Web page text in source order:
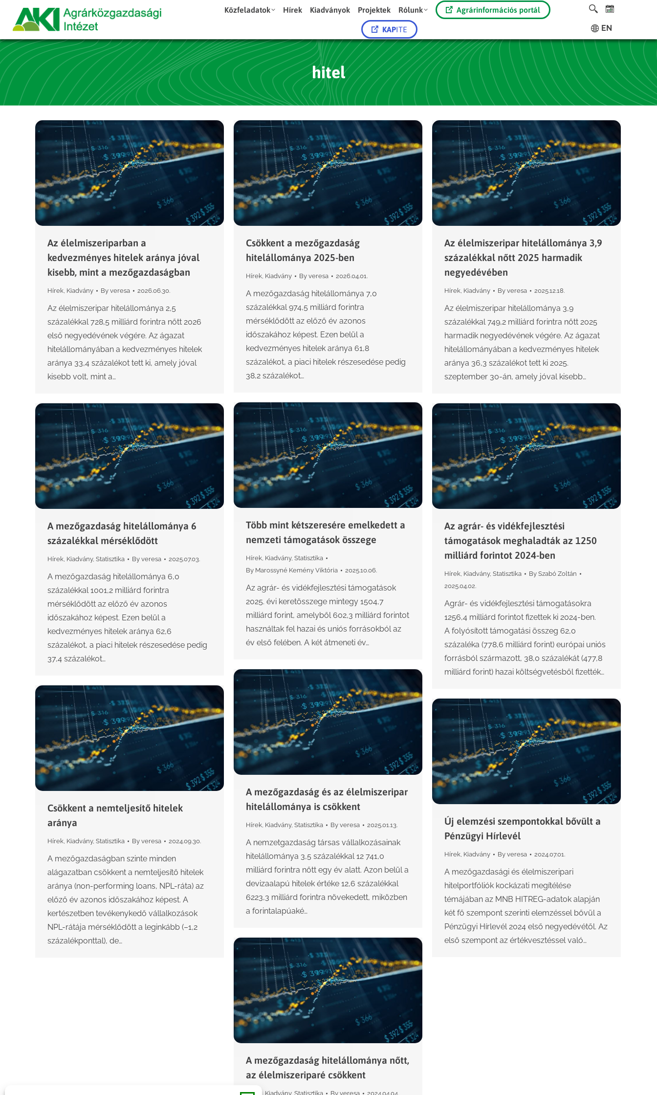
Közfeladatok Hírek Kiadványok Projektek Rólunk Agrárinformációs portál
KAPITE EN
hitel
Az élelmiszeriparban a
kedvezményes hitelek aránya jóval
kisebb, mint a mezőgazdaságban
Hírek, Kiadvány By veresa 2026.06.30.
Az élelmiszeripar hitelállománya 2,5
százalékkal 728,5 milliárd forintra nőtt 2026
első negyedévének végére. Az ágazat
hitelállományában a kedvezményes hitelek
aránya 33,4 százalékot tett ki, amely jóval
kisebb volt, mint a…
Csökkent a mezőgazdaság
hitelállománya 2025-ben
Hírek, Kiadvány By veresa 2026.04.01.
A mezőgazdaság hitelállománya 7,0
százalékkal 974,5 milliárd forintra
mérséklődött az előző év azonos
időszakához képest. Ezen belül a
kedvezményes hitelek aránya 61,8
százalékot, a piaci hitelek részesedése pedig
38,2 százalékot…
Az élelmiszeripar hitelállománya 3,9
százalékkal nőtt 2025 harmadik
negyedévében
Hírek, Kiadvány By veresa 2025.12.18.
Az élelmiszeripar hitelállománya 3,9
százalékkal 749,2 milliárd forintra nőtt 2025
harmadik negyedévének végére. Az ágazat
hitelállományában a kedvezményes hitelek
aránya 36,3 százalékot tett ki 2025.
szeptember 30-án, amely jóval kisebb…
Több mint kétszeresére emelkedett a
nemzeti támogatások összege
Hírek, Kiadvány, Statisztika
By Marossyné Kemény Viktória 2025.10.06.
Az agrár- és vidékfejlesztési támogatások
2025. évi keretösszege mintegy 1504,7
milliárd forint, amelyből 602,3 milliárd forintot
használtak fel hazai és uniós forrásokból az
év első felében. A két átmeneti év…
A mezőgazdaság hitelállománya 6
százalékkal mérséklődött
Hírek, Kiadvány, Statisztika By veresa 2025.07.03.
A mezőgazdaság hitelállománya 6,0
százalékkal 1001,2 milliárd forintra
mérséklődött az előző év azonos
időszakához képest. Ezen belül a
kedvezményes hitelek aránya 62,6
százalékot, a piaci hitelek részesedése pedig
37,4 százalékot…
Az agrár- és vidékfejlesztési
támogatások meghaladták az 1250
milliárd forintot 2024-ben
Hírek, Kiadvány, Statisztika By Szabó Zoltán
2025.04.02.
Agrár- és vidékfejlesztési támogatásokra
1256,4 milliárd forintot fizettek ki 2024-ben.
A folyósított támogatási összeg 62,0
százaléka (778,6 milliárd forint) európai uniós
forrásból származott, 38,0 százalékát (477,8
milliárd forint) hazai költségvetésből fizették…
A mezőgazdaság és az élelmiszeripar
hitelállománya is csökkent
Hírek, Kiadvány, Statisztika By veresa 2025.01.13.
A nemzetgazdaság társas vállalkozásainak
hitelállománya 3,5 százalékkal 12 741,0
milliárd forintra nőtt egy év alatt. Azon belül a
devizaalapú hitelek értéke 12,6 százalékkal
6223,3 milliárd forintra növekedett, miközben
a forintalapúaké…
Csökkent a nemteljesítő hitelek
aránya
Hírek, Kiadvány, Statisztika By veresa 2024.09.30.
A mezőgazdaságban szinte minden
alágazatban csökkent a nemteljesítő hitelek
aránya (non-performing loans, NPL-ráta) az
előző év azonos időszakához képest. A
kertészetben tevékenykedő vállalkozások
NPL-rátája mérséklődött a leginkább (–1,2
százalékponttal), de…
Új elemzési szempontokkal bővült a
Pénzügyi Hírlevél
Hírek, Kiadvány By veresa 2024.07.01.
A mezőgazdasági és élelmiszeripari
hitelportfóliók kockázati megítélése
témájában az MNB HITREG-adatok alapján
két fő szempont szerinti elemzéssel bővül a
Pénzügyi Hírlevél 2024 első negyedévétől. Az
első szempont az értékvesztéssel való…
A mezőgazdaság hitelállománya nőtt,
az élelmiszeriparé csökkent
Hírek Kiadvány, Statisztika By veresa 2024.04.04.